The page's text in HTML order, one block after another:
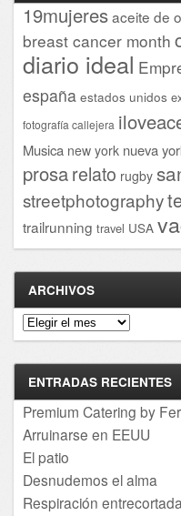
19mujeresaceite de
breast cancer month
diario ideal
españa estados unidos
fotografía callejera
Musica new york nueva
prosarelato rugby
streetphotography
trailrunning travel USA
ARCHIVOS
Archivos
ENTRADAS RECIENTES
Premium Catering by
Arruinarse en EEUU
El patio
Desnudemos el alma
Respiración entrecortada